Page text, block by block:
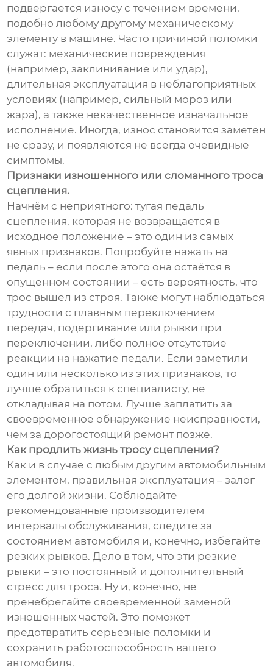
подвергается износу с течением времени,
подобно любому другому механическому
элементу в машине. Часто причиной поломки
служат: механические повреждения
(например, заклинивание или удар),
длительная эксплуатация в неблагоприятных
условиях (например, сильный мороз или
жара), а также некачественное изначальное
исполнение. Иногда, износ становится заметен
не сразу, и появляются не всегда очевидные
симптомы.
Признаки изношенного или сломанного троса
сцепления.
Начнём с неприятного: тугая педаль
сцепления, которая не возвращается в
исходное положение – это один из самых
явных признаков. Попробуйте нажать на
педаль – если после этого она остаётся в
опущенном состоянии – есть вероятность, что
трос вышел из строя. Также могут наблюдаться
трудности с плавным переключением
передач, подергивание или рывки при
переключении, либо полное отсутствие
реакции на нажатие педали. Если заметили
один или несколько из этих признаков, то
лучше обратиться к специалисту, не
откладывая на потом. Лучше заплатить за
своевременное обнаружение неисправности,
чем за дорогостоящий ремонт позже.
Как продлить жизнь тросу сцепления?
Как и в случае с любым другим автомобильным
элементом, правильная эксплуатация – залог
его долгой жизни. Соблюдайте
рекомендованные производителем
интервалы обслуживания, следите за
состоянием автомобиля и, конечно, избегайте
резких рывков. Дело в том, что эти резкие
рывки – это постоянный и дополнительный
стресс для троса. Ну и, конечно, не
пренебрегайте своевременной заменой
изношенных частей. Это поможет
предотвратить серьезные поломки и
сохранить работоспособность вашего
автомобиля.